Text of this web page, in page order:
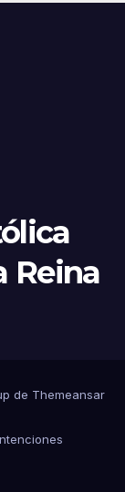
Reina
de Themeansar